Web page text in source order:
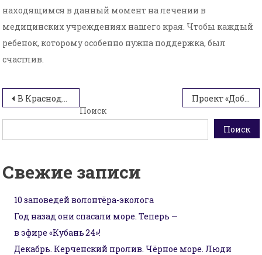
находящимся в данный момент на лечении в
медицинских учреждениях нашего края. Чтобы каждый
ребенок, которому особенно нужна поддержка, был
счастлив.
Навигация
по
записям
В Краснодаре прошла акция, приуроченная к празднованию Дня конституции
Проект «Добро в крае» на II Слете Движения Первых
Поиск
Поиск
Свежие записи
10 заповедей волонтёра-эколога
Год назад они спасали море. Теперь —
в эфире «Кубань 24»!
Декабрь. Керченский пролив. Чёрное море. Люди